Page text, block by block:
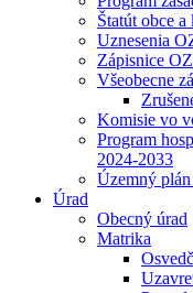
Štatút obce
Uznesenia
Zápisnice OZ
Všeobecne
Komisie vo
Program
2024-2033
Územný plán
Úrad
Obecný úrad
Matrika